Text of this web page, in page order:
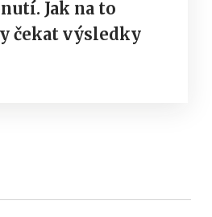
Jak na to
čekat výsledky